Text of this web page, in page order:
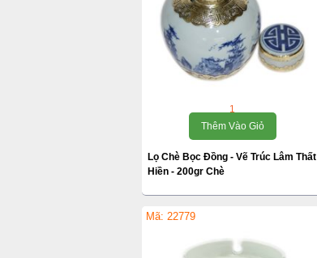
1
Thêm Vào Giỏ
Lọ Chè Bọc Đồng - Vẽ Trúc Lâm Thất
Hiền - 200gr Chè
Mã: 22779